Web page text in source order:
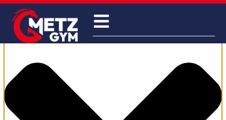
Gérer le consentement